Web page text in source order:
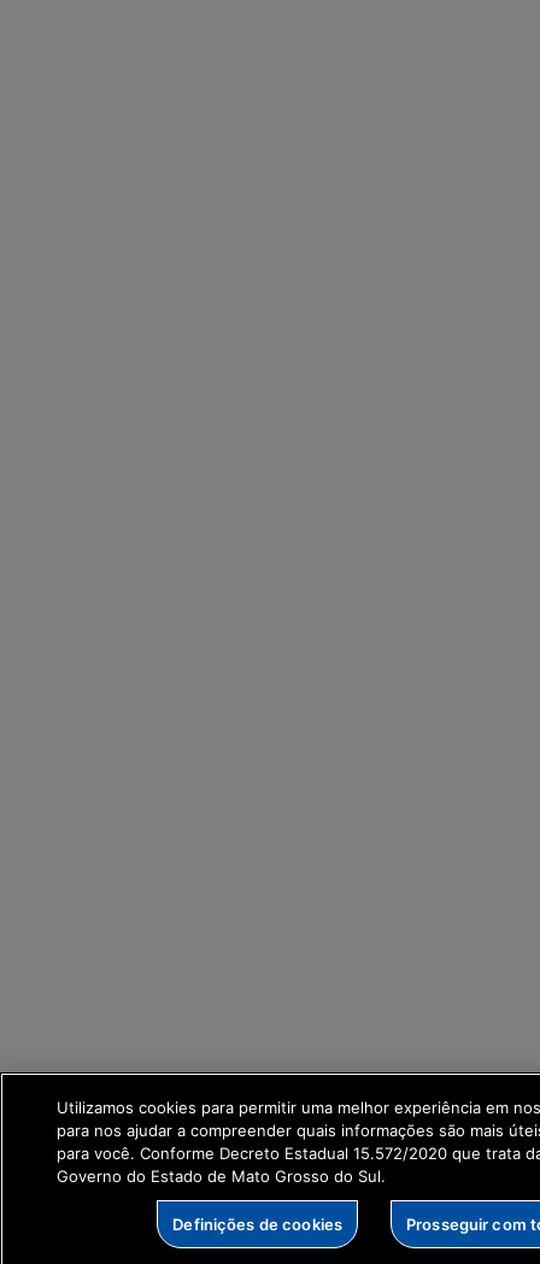
Utilizamos cookies para permitir uma melhor experiência em
para nos ajudar a compreender quais informações são mais
para você. Conforme Decreto Estadual 15.572/2020 que trata
Governo do Estado de Mato Grosso do Sul.
Definições de cookies Prosseguir com